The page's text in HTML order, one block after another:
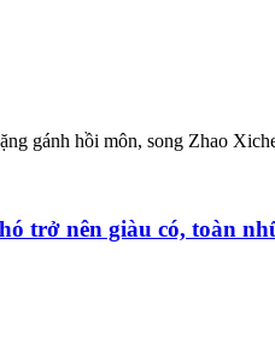
gánh hồi môn, song Zhao
trở nên giàu có, toàn